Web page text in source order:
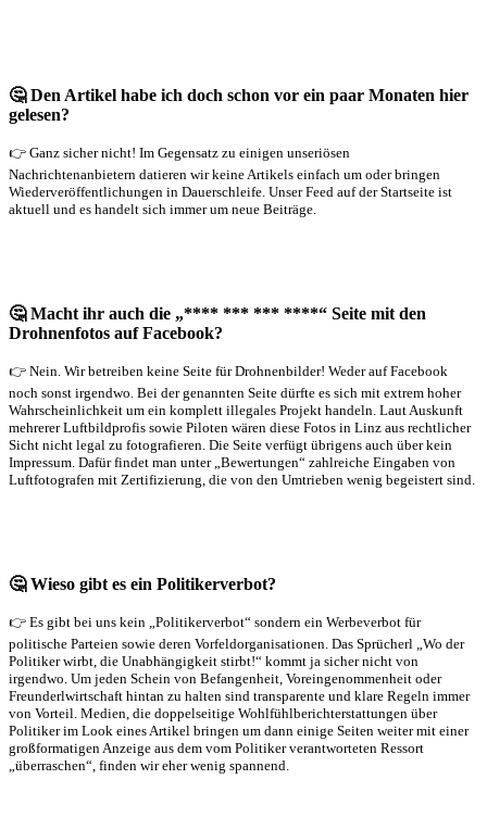
🤔 Den Artikel habe ich doch schon vor ein paar Monaten hier
gelesen?
👉 Ganz sicher nicht! Im Gegensatz zu einigen unseriösen
Nachrichtenanbietern datieren wir keine Artikels einfach um oder bringen
Wiederveröffentlichungen in Dauerschleife. Unser Feed auf der Startseite ist
aktuell und es handelt sich immer um neue Beiträge.
🤔 Macht ihr auch die „**** *** *** ****“ Seite mit den
Drohnenfotos auf Facebook?
👉 Nein. Wir betreiben keine Seite für Drohnenbilder! Weder auf Facebook
noch sonst irgendwo. Bei der genannten Seite dürfte es sich mit extrem hoher
Wahrscheinlichkeit um ein komplett illegales Projekt handeln. Laut Auskunft
mehrerer Luftbildprofis sowie Piloten wären diese Fotos in Linz aus rechtlicher
Sicht nicht legal zu fotografieren. Die Seite verfügt übrigens auch über kein
Impressum. Dafür findet man unter „Bewertungen“ zahlreiche Eingaben von
Luftfotografen mit Zertifizierung, die von den Umtrieben wenig begeistert sind.
🤔 Wieso gibt es ein Politikerverbot?
👉 Es gibt bei uns kein „Politikerverbot“ sondern ein Werbeverbot für
politische Parteien sowie deren Vorfeldorganisationen. Das Sprücherl „Wo der
Politiker wirbt, die Unabhängigkeit stirbt!“ kommt ja sicher nicht von
irgendwo. Um jeden Schein von Befangenheit, Voreingenommenheit oder
Freunderlwirtschaft hintan zu halten sind transparente und klare Regeln immer
von Vorteil. Medien, die doppelseitige Wohlfühlberichterstattungen über
Politiker im Look eines Artikel bringen um dann einige Seiten weiter mit einer
großformatigen Anzeige aus dem vom Politiker verantworteten Ressort
„überraschen“, finden wir eher wenig spannend.